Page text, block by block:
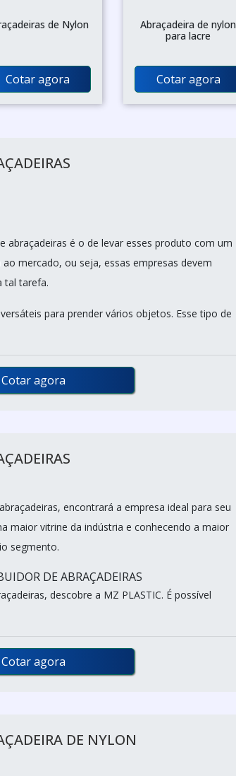
de Nylon
Cotar agora
Abraçadeira de nylon
para lacre
Cotar agora
abraçadeiras é o de levar esses produto com um
mercado, ou seja, essas empresas devem
tal tarefa.
para prender vários objetos. Esse tipo de
Cotar agora
encontrará a empresa ideal para seu
maior vitrine da indústria e conhecendo a maior
segmento.
DE ABRAÇADEIRAS
descobre a MZ PLASTIC. É possível
Cotar agora
DE NYLON